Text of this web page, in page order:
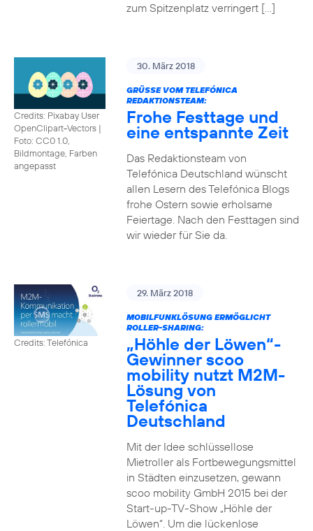
zum Spitzenplatz verringert […]
Credits: Pixabay User
OpenClipart-Vectors |
Foto: CC0 1.0,
Bildmontage, Farben
angepasst
30. März 2018
GRÜSSE VOM TELEFÓNICA R
EDAKTIONSTEAM:
Frohe Festtage und
eine entspannte Zeit
Das Redaktionsteam von
Telefónica Deutschland wünscht
allen Lesern des Telefónica Blogs
frohe Ostern sowie erholsame
Feiertage. Nach den Festtagen sind
wir wieder für Sie da.
Credits: Telefónica
29. März 2018
MOBILFUNKLÖSUNG ERMÖGLICHT
ROLLER-SHARING:
„Höhle der Löwen“-
Gewinner scoo
mobility nutzt M2M-
Lösung von
Telefónica
Deutschland
Mit der Idee schlüssellose
Mietroller als Fortbewegungsmittel
in Städten einzusetzen, gewann
scoo mobility GmbH 2015 bei der
Start-up-TV-Show „Höhle der
Löwen“. Um die lückenlose